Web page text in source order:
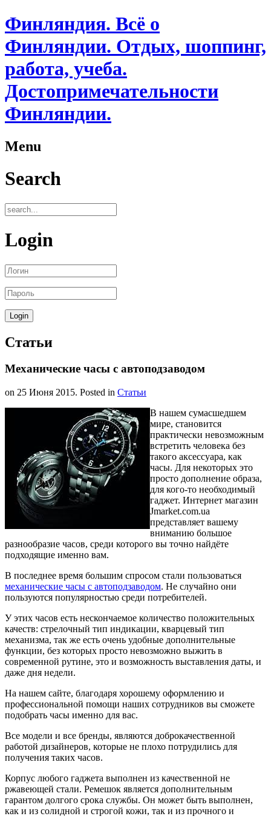
Финляндия. Всё о
Финляндии. Отдых, шоппинг,
работа, учеба.
Достопримечательности
Финляндии.
Menu
Search
Login
Статьи
Механические часы с автоподзаводом
on 25 Июня 2015. Posted in Статьи
В нашем сумасшедшем
мире, становится
практически невозможным
встретить человека без
такого аксессуара, как
часы. Для некоторых это
просто дополнение образа,
для кого-то необходимый
гаджет. Интернет магазин
Jmarket.com.ua
представляет вашему
вниманию большое
разнообразие часов, среди которого вы точно найдёте
подходящие именно вам.
В последнее время большим спросом стали пользоваться
механические часы с автоподзаводом. Не случайно они
пользуются популярностью среди потребителей.
У этих часов есть нескончаемое количество положительных
качеств: стрелочный тип индикации, кварцевый тип
механизма, так же есть очень удобные дополнительные
функции, без которых просто невозможно выжить в
современной рутине, это и возможность выставления даты, и
даже дня недели.
На нашем сайте, благодаря хорошему оформлению и
профессиональной помощи наших сотрудников вы сможете
подобрать часы именно для вас.
Все модели и все бренды, являются доброкачественной
работой дизайнеров, которые не плохо потрудились для
получения таких часов.
Корпус любого гаджета выполнен из качественной не
ржавеющей стали. Ремешок является дополнительным
гарантом долгого срока службы. Он может быть выполнен,
как и из солидной и строгой кожи, так и из прочного и